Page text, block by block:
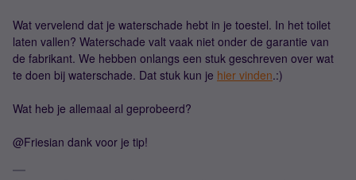
Wat vervelend dat je waterschade hebt in je toestel. In het toilet
laten vallen? Waterschade valt vaak niet onder de garantie van
de fabrikant. We hebben onlangs een stuk geschreven over wat
te doen bij waterschade. Dat stuk kun je hier vinden.:)
Wat heb je allemaal al geprobeerd?
@Friesian dank voor je tip!